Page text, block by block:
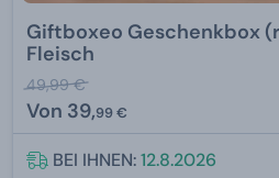
Giftboxeo Geschenkbox
Fleisch
49,99 €
Von 39,99 €
BEI IHNEN:12.8.2026